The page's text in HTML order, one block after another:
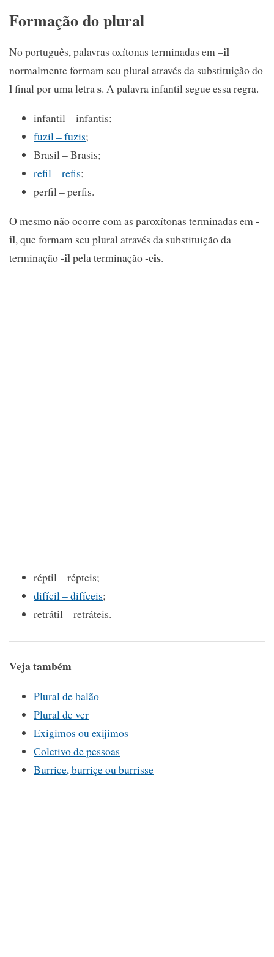
Formação do plural
No português, palavras oxítonas terminadas em –il
normalmente formam seu plural através da substituição do
lfinal por uma letras. A palavra infantil segue essa regra.
infantil – infantis;
fuzil – fuzis;
Brasil – Brasis;
refil – refis;
perfil – perfis.
O mesmo não ocorre com as paroxítonas terminadas em -
il, que formam seu plural através da substituição da
terminação-ilpela terminação-eis.
réptil – répteis;
difícil – difíceis;
retrátil – retráteis.
Veja também
Plural de balão
Plural de ver
Exigimos ou exijimos
Coletivo de pessoas
Burrice, burriçe ou burrisse